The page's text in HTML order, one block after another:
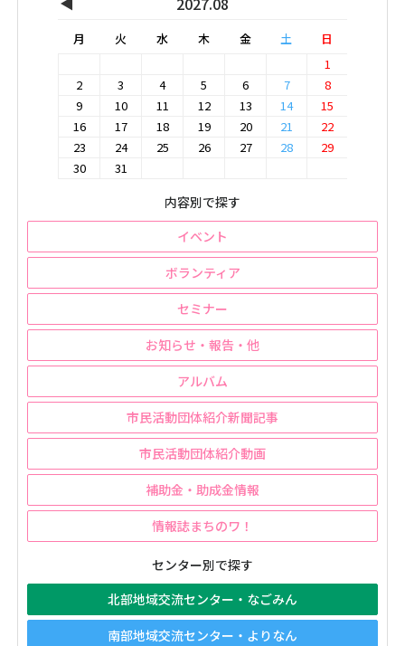
月 火 水 木 金 土
日
1
2
3 4 5 6 7
8
9
10 11 12 13 14
15
16
17 18 19 20 21
22
23
24 25 26 27 28
29
30
31
内容別で探す
イベント
ボランティア
セミナー
お知らせ・報告・他
アルバム
市民活動団体紹介新聞記事
市民活動団体紹介動画
補助金・助成金情報
情報誌まちのワ！
センター別で探す
北部地域交流センター・なごみん
南部地域交流センター・よりなん